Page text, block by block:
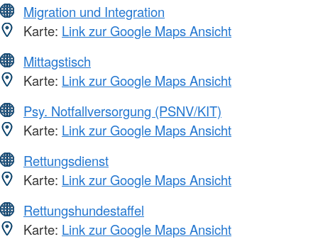
Migration und Integration
Karte: Link zur Google Maps Ansicht
Mittagstisch
Karte: Link zur Google Maps Ansicht
Psy. Notfallversorgung (PSNV/KIT)
Karte: Link zur Google Maps Ansicht
Rettungsdienst
Karte: Link zur Google Maps Ansicht
Rettungshundestaffel
Karte: Link zur Google Maps Ansicht